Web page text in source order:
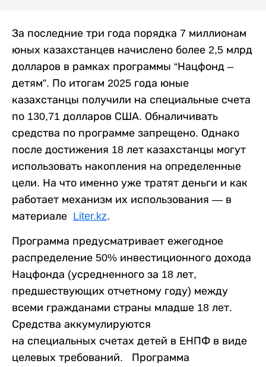
За последние три года порядка 7 миллионам
юных казахстанцев начислено более 2,5 млрд
долларов в рамках программы “Нацфонд –
детям”. По итогам 2025 года юные
казахстанцы получили на специальные счета
по 130,71 долларов США. Обналичивать
средства по программе запрещено. Однако
после достижения 18 лет казахстанцы могут
использовать накопления на определенные
цели. На что именно уже тратят деньги и как
работает механизм их использования — в
материале Liter.kz.
Программа предусматривает ежегодное
распределение 50% инвестиционного дохода
Нацфонда (усредненного за 18 лет,
предшествующих отчетному году) между
всеми гражданами страны младше 18 лет.
Средства аккумулируются
на специальных счетах детей в ЕНПФ в виде
целевых требований. Программа